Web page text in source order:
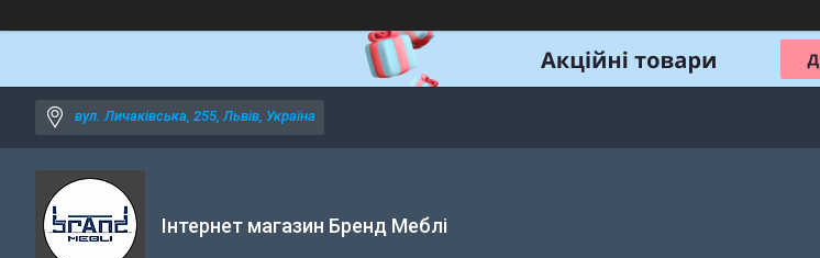
вул. Личаківська, 255, Львів, Україна
Інтернет магазин Бренд Меблі